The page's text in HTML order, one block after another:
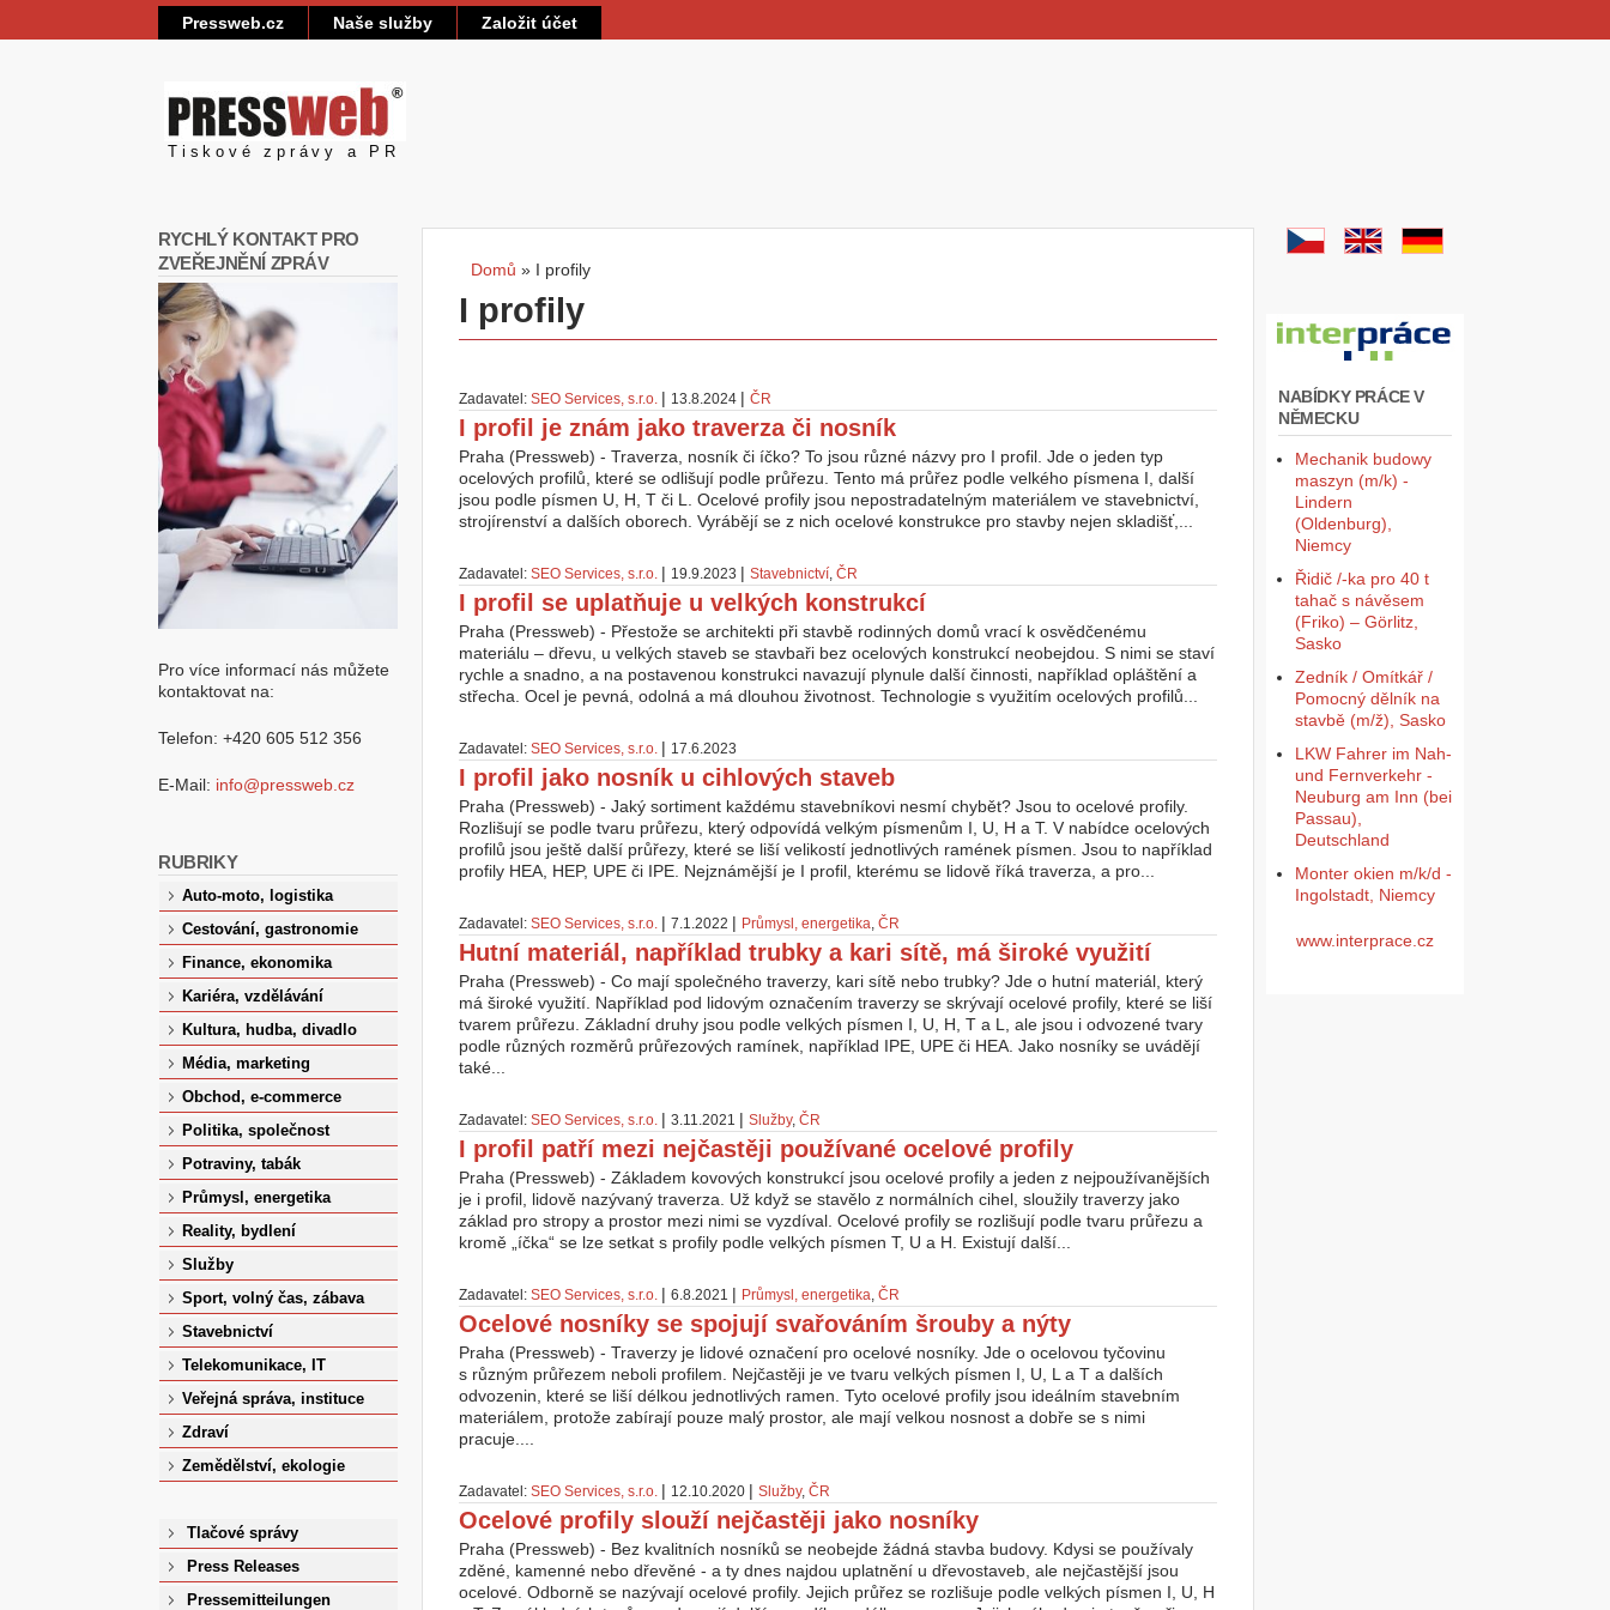
Pressweb.cz Naše služby Založit účet
Pressweb
Tiskové zprávy a PR
Jste zde
Domů » I profily
I profily
Zadavatel: SEO Services, s.r.o. | 13.8.2024 | ČR
I profil je znám jako traverza či nosník
Praha (Pressweb) - Traverza, nosník či íčko? To jsou různé názvy pro I profil. Jde o jeden typ
ocelových profilů, které se odlišují podle průřezu. Tento má průřez podle velkého písmena I, další
jsou podle písmen U, H, T či L. Ocelové profily jsou nepostradatelným materiálem ve stavebnictví,
strojírenství a dalších oborech. Vyrábějí se z nich ocelové konstrukce pro stavby nejen skladišť,...
Zadavatel: SEO Services, s.r.o. | 19.9.2023 | Stavebnictví, ČR
I profil se uplatňuje u velkých konstrukcí
Praha (Pressweb) - Přestože se architekti při stavbě rodinných domů vrací k osvědčenému
materiálu – dřevu, u velkých staveb se stavbaři bez ocelových konstrukcí neobejdou. S nimi se staví
rychle a snadno, a na postavenou konstrukci navazují plynule další činnosti, například opláštění a
střecha. Ocel je pevná, odolná a má dlouhou životnost. Technologie s využitím ocelových profilů...
Zadavatel: SEO Services, s.r.o. | 17.6.2023
I profil jako nosník u cihlových staveb
Praha (Pressweb) - Jaký sortiment každému stavebníkovi nesmí chybět? Jsou to ocelové profily.
Rozlišují se podle tvaru průřezu, který odpovídá velkým písmenům I, U, H a T. V nabídce ocelových
profilů jsou ještě další průřezy, které se liší velikostí jednotlivých ramének písmen. Jsou to například
profily HEA, HEP, UPE či IPE. Nejznámější je I profil, kterému se lidově říká traverza, a pro...
Zadavatel: SEO Services, s.r.o. | 7.1.2022 | Průmysl, energetika, ČR
Hutní materiál, například trubky a kari sítě, má široké využití
Praha (Pressweb) - Co mají společného traverzy, kari sítě nebo trubky? Jde o hutní materiál, který
má široké využití. Například pod lidovým označením traverzy se skrývají ocelové profily, které se liší
tvarem průřezu. Základní druhy jsou podle velkých písmen I, U, H, T a L, ale jsou i odvozené tvary
podle různých rozměrů průřezových ramínek, například IPE, UPE či HEA. Jako nosníky se uvádějí
také...
Zadavatel: SEO Services, s.r.o. | 3.11.2021 | Služby, ČR
I profil patří mezi nejčastěji používané ocelové profily
Praha (Pressweb) - Základem kovových konstrukcí jsou ocelové profily a jeden z nejpoužívanějších
je i profil, lidově nazývaný traverza. Už když se stavělo z normálních cihel, sloužily traverzy jako
základ pro stropy a prostor mezi nimi se vyzdíval. Ocelové profily se rozlišují podle tvaru průřezu a
kromě „íčka“ se lze setkat s profily podle velkých písmen T, U a H. Existují další...
Zadavatel: SEO Services, s.r.o. | 6.8.2021 | Průmysl, energetika, ČR
Ocelové nosníky se spojují svařováním šrouby a nýty
Praha (Pressweb) - Traverzy je lidové označení pro ocelové nosníky. Jde o ocelovou tyčovinu
s různým průřezem neboli profilem. Nejčastěji je ve tvaru velkých písmen I, U, L a T a dalších
odvozenin, které se liší délkou jednotlivých ramen. Tyto ocelové profily jsou ideálním stavebním
materiálem, protože zabírají pouze malý prostor, ale mají velkou nosnost a dobře se s nimi
pracuje....
Zadavatel: SEO Services, s.r.o. | 12.10.2020 | Služby, ČR
Ocelové profily slouží nejčastěji jako nosníky
Praha (Pressweb) - Bez kvalitních nosníků se neobejde žádná stavba budovy. Kdysi se používaly
zděné, kamenné nebo dřevěné - a ty dnes najdou uplatnění u dřevostaveb, ale nejčastější jsou
ocelové. Odborně se nazývají ocelové profily. Jejich průřez se rozlišuje podle velkých písmen I, U, H
RYCHLÝ KONTAKT PRO
ZVEŘEJNĚNÍ ZPRÁV
Pro více informací nás můžete
kontaktovat na:
Telefon: +420 605 512 356
E-Mail: info@pressweb.cz
RUBRIKY
Auto-moto, logistika
Cestování, gastronomie
Finance, ekonomika
Kariéra, vzdělávání
Kultura, hudba, divadlo
Média, marketing
Obchod, e-commerce
Politika, společnost
Potraviny, tabák
Průmysl, energetika
Reality, bydlení
Služby
Sport, volný čas, zábava
Stavebnictví
Telekomunikace, IT
Veřejná správa, instituce
Zdraví
Zemědělství, ekologie
Tlačové správy
Press Releases
Pressemitteilungen
NABÍDKY PRÁCE V
NĚMECKU
Mechanik budowy
maszyn (m/k) -
Lindern
(Oldenburg),
Niemcy
Řidič /-ka pro 40 t
tahač s návěsem
(Friko) – Görlitz,
Sasko
Zedník / Omítkář /
Pomocný dělník na
stavbě (m/ž), Sasko
LKW Fahrer im Nah-
und Fernverkehr -
Neuburg am Inn (bei
Passau),
Deutschland
Monter okien m/k/d -
Ingolstadt, Niemcy
www.interprace.cz